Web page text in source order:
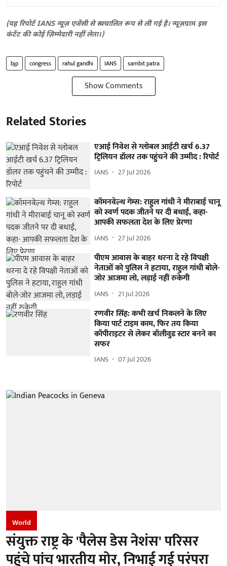
(यह रिपोर्ट IANS न्यूज़ एजेंसी से स्वचालित रूप से ली गई है।न्यूज़ग्राम इस
कंटेंट की कोई ज़िम्मेदारी नहीं लेता।)
bjp congress rahul gandhi IANS sambit patra
Show Comments
Related Stories
एआई निवेश से ग्लोबल आईटी खर्च 6.37
ट्रिलियन डॉलर तक पहुंचने की उम्मीद : रिपोर्ट
IANS 27 Jul 2026
कॉमनवेल्थ गेम्स: राहुल गांधी ने मीराबाई चानू
को स्वर्ण पदक जीतने पर दी बधाई, कहा-
आपकी सफलता देश के लिए प्रेरणा
IANS 27 Jul 2026
पीएम आवास के बाहर धरना दे रहे विपक्षी
नेताओं को पुलिस ने हटाया, राहुल गांधी बोले-
जोर आजमा लो, लड़ाई नहीं रुकेगी
IANS 21 Jul 2026
रणवीर सिंह: कभी खर्च निकलने के लिए
किया पार्ट टाइम काम, फिर तय किया
कॉपीराइटर से लेकर बॉलीवुड स्टार बनने का
सफर
IANS 07 Jul 2026
World
संयुक्त राष्ट्र के 'पैलेस डेस नेशंस' परिसर
पहुंचे पांच भारतीय मोर, निभाई गई परंपरा